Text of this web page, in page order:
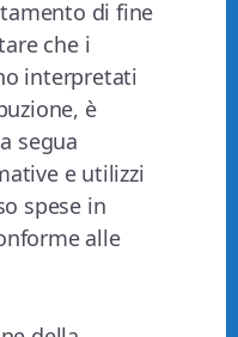
di fine
che i
interpretati
è
segua
e utilizzi
spese in
alle